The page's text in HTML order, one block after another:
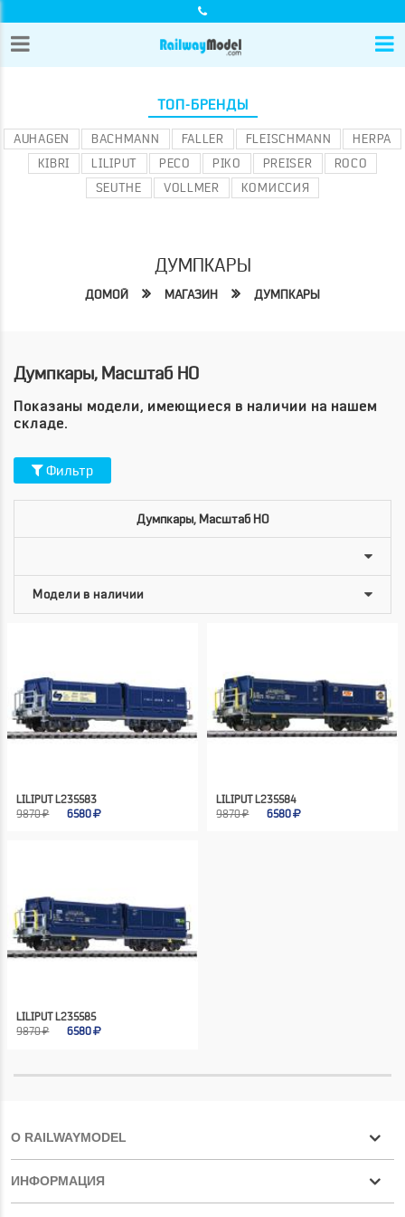
ТОП-БРЕНДЫ
AUHAGEN BACHMANN FALLER FLEISCHMANN
HERPA
KIBRI
LILIPUT PECO PIKO PREISER
ROCO
SEUTHE
VOLLMER КОМИССИЯ
ДУМПКАРЫ
ДОМОЙ МАГАЗИН ДУМПКАРЫ
Думпкары, Масштаб HO
Показаны модели, имеющиеся в наличии на нашем
складе.
Фильтр
Думпкары, Масштаб HO
LILIPUT L235583
9870 ₽
6580
LILIPUT L235584
9870 ₽
6580
LILIPUT L235585
9870 ₽
6580
О RAILWAYMODEL
ИНФОРМАЦИЯ